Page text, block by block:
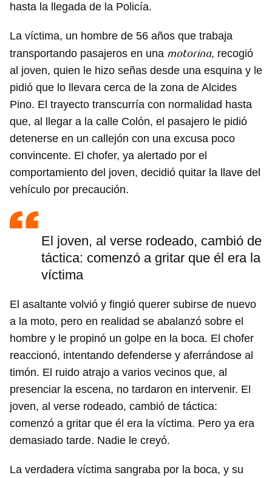
hasta la llegada de la Policía.
La víctima, un hombre de 56 años que trabaja
transportando pasajeros en una motorina, recogió
al joven, quien le hizo señas desde una esquina y le
pidió que lo llevara cerca de la zona de Alcides
Pino. El trayecto transcurría con normalidad hasta
que, al llegar a la calle Colón, el pasajero le pidió
detenerse en un callejón con una excusa poco
convincente. El chofer, ya alertado por el
comportamiento del joven, decidió quitar la llave del
vehículo por precaución.
El joven, al verse rodeado, cambió de
táctica: comenzó a gritar que él era la
víctima
El asaltante volvió y fingió querer subirse de nuevo
a la moto, pero en realidad se abalanzó sobre el
hombre y le propinó un golpe en la boca. El chofer
reaccionó, intentando defenderse y aferrándose al
timón. El ruido atrajo a varios vecinos que, al
presenciar la escena, no tardaron en intervenir. El
joven, al verse rodeado, cambió de táctica:
comenzó a gritar que él era la víctima. Pero ya era
demasiado tarde. Nadie le creyó.
La verdadera víctima sangraba por la boca, y su